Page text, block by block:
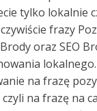
tylko lokalnie
frazy
oraz SEO
lokalnego.
na frazę
na frazę na